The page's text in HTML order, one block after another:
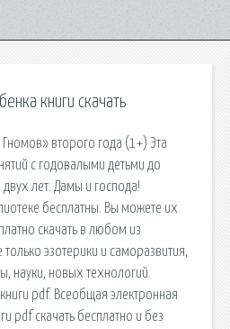
книги скачать
второго года (1+) Эта
с годовалыми детьми до
лет. Дамы и господа!
бесплатны. Вы можете их
скачать в любом из
эзотерики и саморазвития,
науки, новых технологий.
pdf. Всеобщая электронная
pdf скачать бесплатно и без